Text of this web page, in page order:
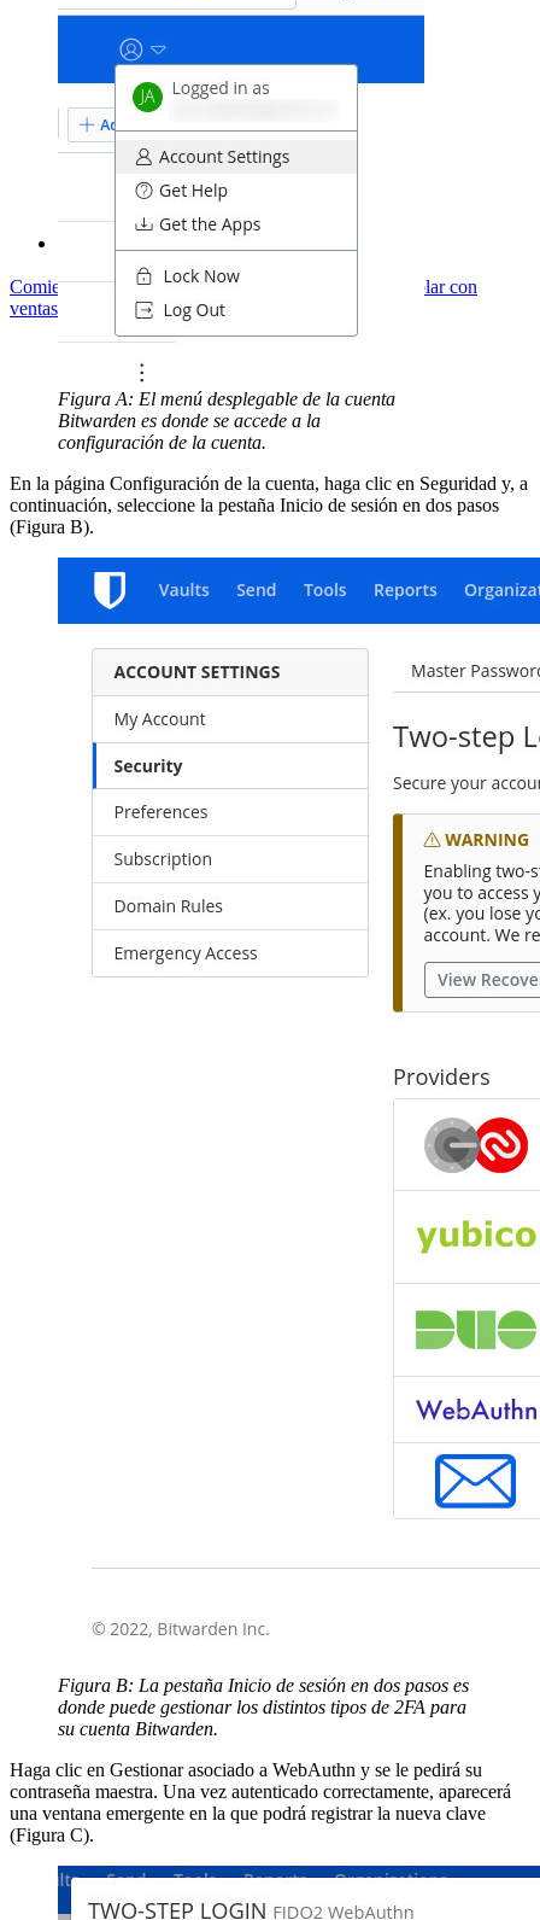
Bitwarden Documento de Seguridad
Entrenamiento
Centro de ayuda
Courses
Foro Comunitario
Servicios de Empresa
Comienza gratis Comienza gratis
Hablar con
ventas Iniciar sesión Iniciar sesión
Figura A: El menú desplegable de la cuenta
Bitwarden es donde se accede a la
configuración de la cuenta.
En la página Configuración de la cuenta, haga clic en Seguridad y, a
continuación, seleccione la pestaña Inicio de sesión en dos pasos
(Figura B).
Figura B: La pestaña Inicio de sesión en dos pasos es
donde puede gestionar los distintos tipos de 2FA para
su cuenta Bitwarden.
Haga clic en Gestionar asociado a WebAuthn y se le pedirá su
contraseña maestra. Una vez autenticado correctamente, aparecerá
una ventana emergente en la que podrá registrar la nueva clave
(Figura C).